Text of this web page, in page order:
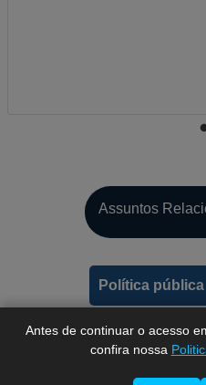
Antes de continuar o acesso
confira nossa
Assuntos
Política pública